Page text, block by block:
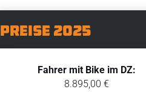
Preise 2025
Fahrer mit Bike im DZ:
8.895,00 €